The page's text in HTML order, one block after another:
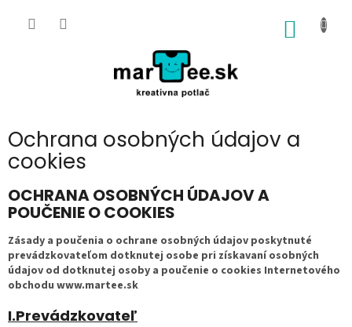
Ochrana osobných údajov a
cookies
OCHRANA OSOBNÝCH ÚDAJOV A
POUČENIE O COOKIES
Zásady a poučenia o ochrane osobných údajov poskytnuté
prevádzkovateľom dotknutej osobe pri získavaní osobných
údajov od dotknutej osoby a poučenie o cookies Internetového
obchodu www.martee.sk
I.Prevádzkovateľ